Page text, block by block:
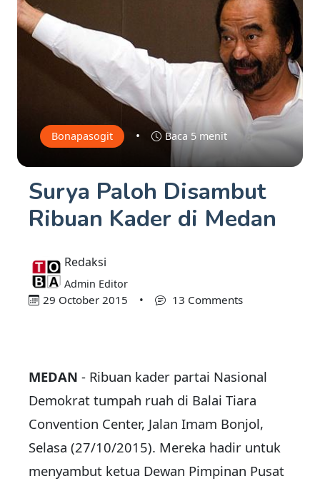
Bonapasogit • Baca 5 menit
Surya Paloh Disambut
Ribuan Kader di Medan
Redaksi
Admin Editor
29 October 2015 • 13 Comments
MEDAN - Ribuan kader partai Nasional
Demokrat tumpah ruah di Balai Tiara
Convention Center, Jalan Imam Bonjol,
Selasa (27/10/2015). Mereka hadir untuk
menyambut ketua Dewan Pimpinan Pusat